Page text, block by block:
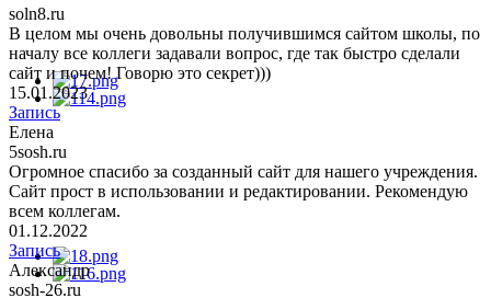
soln8.ru
В целом мы очень довольны получившимся сайтом школы, по
началу все коллеги задавали вопрос, где так быстро сделали
сайт и почем! Говорю это секрет)))
15.01.2023
Запись
Елена
5sosh.ru
Огромное спасибо за созданный сайт для нашего учреждения.
Сайт прост в использовании и редактировании. Рекомендую
всем коллегам.
01.12.2022
Запись
Александр
sosh-26.ru